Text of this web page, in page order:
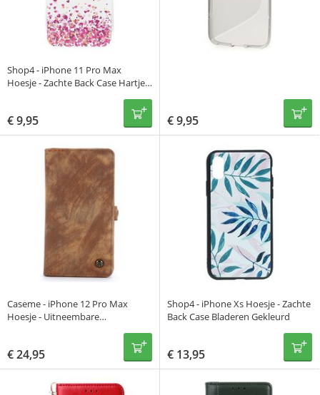
Shop4 - iPhone 11 Pro Max
Hoesje - Zachte Back Case Hartjes
€9,95 €9,95
Caseme - iPhone 12 Pro Max
Hoesje - Uitneembare
€24,95
Shop4 - iPhone Xs Hoesje - Zachte
Back Case Bladeren Gekleurd
€ 13,95